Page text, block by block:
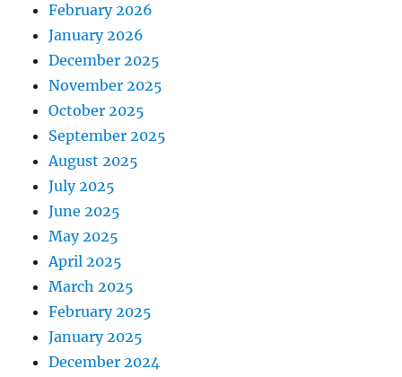
February 2026
January 2026
December 2025
November 2025
October 2025
September 2025
August 2025
July 2025
June 2025
May 2025
April 2025
March 2025
February 2025
January 2025
December 2024